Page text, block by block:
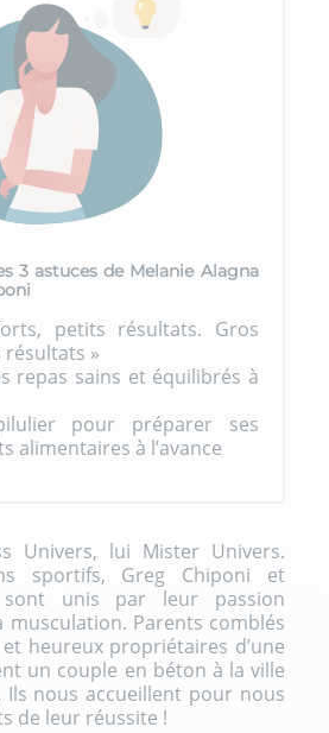
3 astuces de Melanie Alagna
petits résultats. Gros
»
repas sains et équilibrés à
pour préparer ses
alimentaires à l’avance
Univers, lui Mister Univers.
sportifs, Greg Chiponi et
sont unis par leur passion
Parents comblés
heureux propriétaires d’une
un couple en béton à la ville
Ils nous accueillent pour nous
de leur réussite !